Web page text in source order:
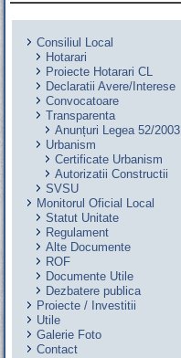
Consiliul Local
Hotarari
Proiecte Hotarari CL
Declaratii Avere/Interese
Convocatoare
Transparenta
Anunțuri Legea 52/2003
Urbanism
Certificate Urbanism
Autorizatii Constructii
SVSU
Monitorul Oficial Local
Statut Unitate
Regulament
Alte Documente
ROF
Documente Utile
Dezbatere publica
Proiecte / Investitii
Utile
Galerie Foto
Contact